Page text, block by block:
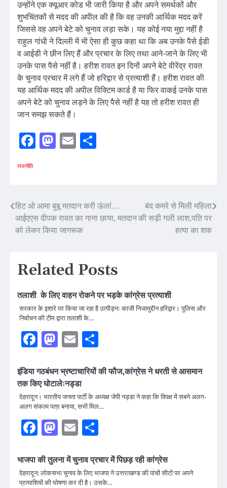
उन्होंने एक क्यूआर कोड भी जारी किया है और अपने समर्थकों और
शुभचिंतकों से मदद की अपील की है कि वह उनकी आर्थिक मदद करें
जिससे वह अपने बेटे को चुनाव लड़ा सके। यह कोई नया मुद्दा नहीं है
राहुल गांधी ने दिल्ली में भी ऐसा ही कुछ कहा था कि अब उनके पैसे ईडी
व आईडी ने छीन लिए हैं और प्रचार के लिए तथा आने-जाने के लिए भी
उनके पास पैसे नहीं है। हरीश रावत इन दिनों अपने बेटे वीरेंद्र रावत
के चुनाव प्रचार में लगे हैं जो हरिद्वार से प्रत्याशी हैं। हरीश रावत की
यह आर्थिक मदद की अपील विक्टिम कार्ड है या फिर वाकई उनके पास
अपने बेटे को चुनाव लड़ने के लिए पैसे नहीं है यह तो हरीश रावत ही
जान समझ सकते हैं।
Facebook
Mastodon
Email
राजनीति
Post
navigation
हिट ओ आमा बुबू मतदान करी ऊंलां…
आईएएस दीपक रावत का गाना छाया, मतदान
को लेकर किया जागरूक
बंद कमरे से मिली महिला
की सड़ी गली लाश,पति पर
हत्या का शक
Related Posts
तलाशी के लिए वाहन रोकने पर भड़के कांग्रेस प्रत्याशी
सरकार के इशारे पर किया जा रहा है उत्पीड़नः काजी निजामुद्दीन हरिद्वार। पुलिस और
निर्वाचन की टीम द्वारा तलाशी के…
Facebook
Mastodon
Email
इंडिया गठबंधन भ्रष्टाचारियों की फौज,कांग्रेस ने धरती से आसमान
तक किए घोटालेःनड्डा
देहरादून। भारतीय जनता पार्टी के अध्यक्ष जेपी नड्डा ने कहा कि विपक्ष में सबने अलग-
अलग संकल्प पत्र बनाया, सभी मिल…
Facebook
Mastodon
Email
भाजपा की तुलना में चुनाव प्रचार में पिछड़ रही कांग्रेस
देहरादून: लोकसभा चुनाव के लिए भाजपा ने उत्तराखण्ड की पांचों सीटों पर अपने
प्रत्याशियों की घोषणा कर दी है। उसके…